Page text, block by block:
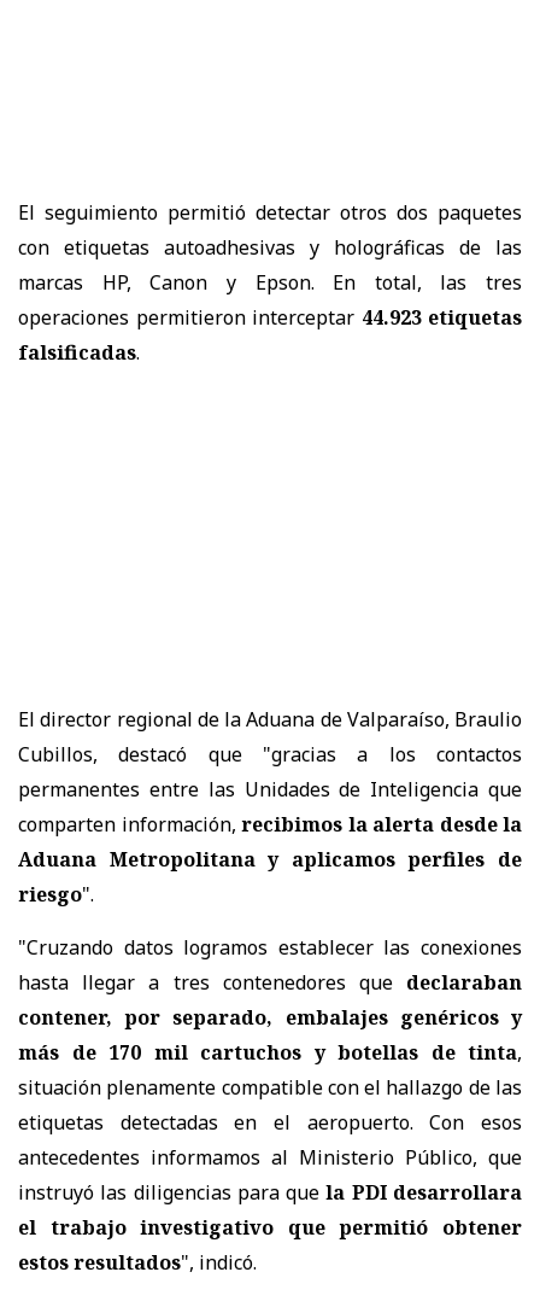
El seguimiento permitió detectar otros dos paquetes
con etiquetas autoadhesivas y holográficas de las
marcas HP, Canon y Epson. En total, las tres
operaciones permitieron interceptar 44.923 etiquetas
falsificadas.
El director regional de la Aduana de Valparaíso, Braulio
Cubillos, destacó que "gracias a los contactos
permanentes entre las Unidades de Inteligencia que
comparten información, recibimos la alerta desde la
Aduana Metropolitana y aplicamos perfiles de
riesgo".
"Cruzando datos logramos establecer las conexiones
hasta llegar a tres contenedores que declaraban
contener, por separado, embalajes genéricos y
más de 170 mil cartuchos y botellas de tinta,
situación plenamente compatible con el hallazgo de las
etiquetas detectadas en el aeropuerto. Con esos
antecedentes informamos al Ministerio Público, que
instruyó las diligencias para quela PDI desarrollara
el trabajo investigativo que permitió obtener
estos resultados", indicó.